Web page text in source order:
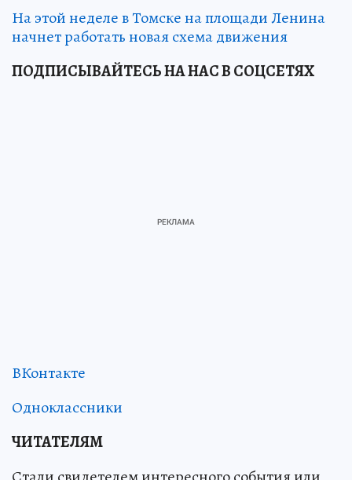
На этой неделе в Томске на площади Ленина
начнет работать новая схема движения
ПОДПИСЫВАЙТЕСЬ НА НАС В СОЦСЕТЯХ
ВКонтакте
Одноклассники
ЧИТАТЕЛЯМ